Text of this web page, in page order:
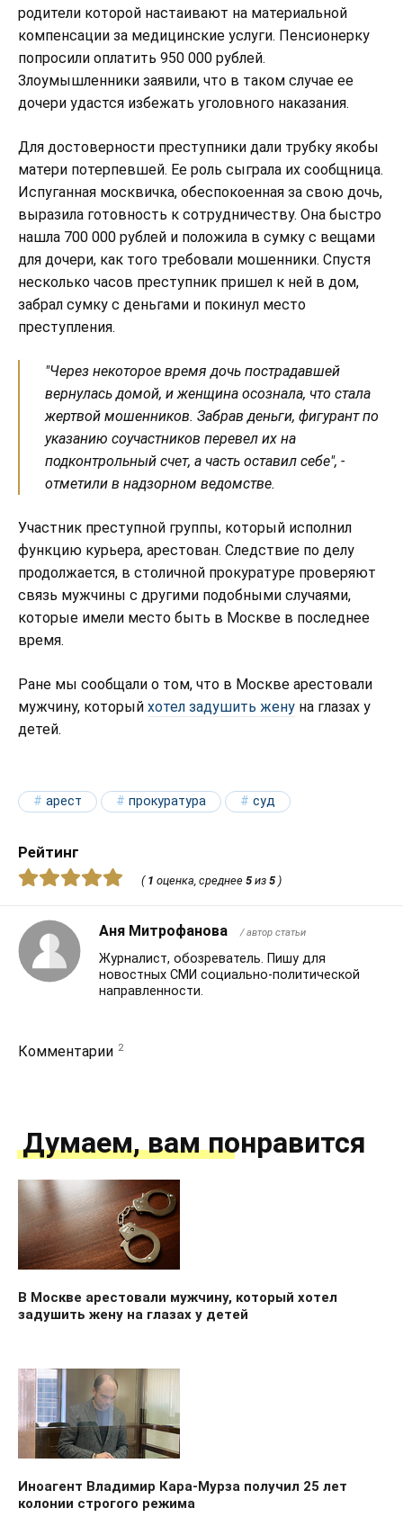
родители которой настаивают на материальной
компенсации за медицинские услуги. Пенсионерку
попросили оплатить 950 000 рублей.
Злоумышленники заявили, что в таком случае ее
дочери удастся избежать уголовного наказания.
Для достоверности преступники дали трубку якобы
матери потерпевшей. Ее роль сыграла их сообщница.
Испуганная москвичка, обеспокоенная за свою дочь,
выразила готовность к сотрудничеству. Она быстро
нашла 700 000 рублей и положила в сумку с вещами
для дочери, как того требовали мошенники. Спустя
несколько часов преступник пришел к ней в дом,
забрал сумку с деньгами и покинул место
преступления.
"Через некоторое время дочь пострадавшей
вернулась домой, и женщина осознала, что стала
жертвой мошенников. Забрав деньги, фигурант по
указанию соучастников перевел их на
подконтрольный счет, а часть оставил себе", -
отметили в надзорном ведомстве.
Участник преступной группы, который исполнил
функцию курьера, арестован. Следствие по делу
продолжается, в столичной прокуратуре проверяют
связь мужчины с другими подобными случаями,
которые имели место быть в Москве в последнее
время.
Ране мы сообщали о том, что в Москве арестовали
мужчину, который хотел задушить жену на глазах у
детей.
арест прокуратура суд
Рейтинг
( 1 оценка, среднее 5из 5)
Аня Митрофанова / автор статьи
Журналист, обозреватель. Пишу для
новостных СМИ социально-политической
направленности.
Комментарии 2
Думаем, вам понравится
В Москве арестовали мужчину, который хотел
задушить жену на глазах у детей
Иноагент Владимир Кара-Мурза получил 25 лет
колонии строгого режима